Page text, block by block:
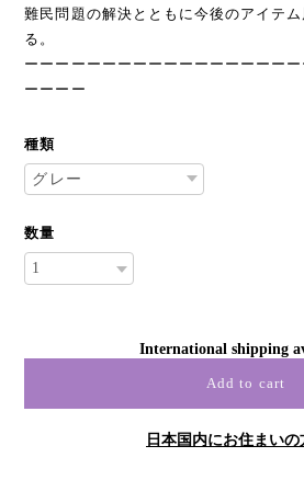
難民問題の解決とともに今後のアイテ
る。
ーーーーーーーーーーーーーーーーー
ーーーー
種類
数量
International shipping
Add to cart
日本国内にお住まいの